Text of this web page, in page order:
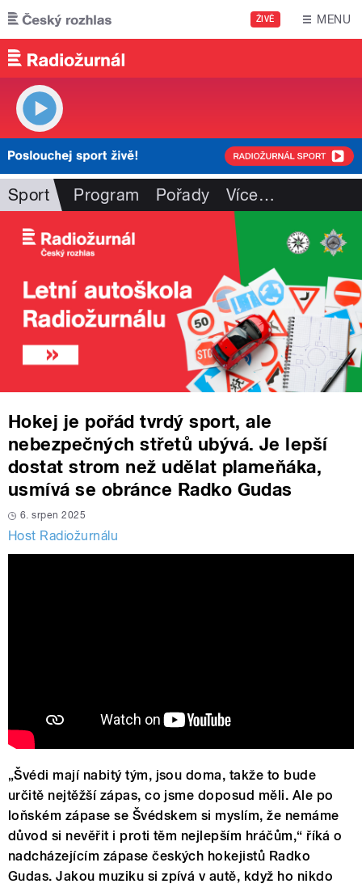
Přejít k hlavnímu obsahu
ŽIVĚ MENU
Sport Program Pořady Více…
Hokej je pořád tvrdý sport, ale
nebezpečných střetů ubývá. Je lepší
dostat strom než udělat plameňáka,
usmívá se obránce Radko Gudas
6. srpen 2025
Host Radiožurnálu
„Švédi mají nabitý tým, jsou doma, takže to bude
určitě nejtěžší zápas, co jsme doposud měli. Ale po
loňském zápase se Švédskem si myslím, že nemáme
důvod si nevěřit i proti těm nejlepším hráčům,“ říká o
nadcházejícím zápase českých hokejistů Radko
Gudas. Jakou muziku si zpívá v autě, když ho nikdo